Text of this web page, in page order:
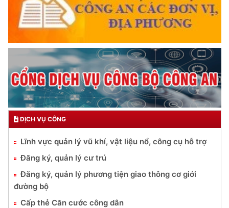
DỊCH VỤ CÔNG
Lĩnh vực quản lý vũ khí, vật liệu nổ, công cụ hỗ trợ
Đăng ký, quản lý cư trú
Đăng ký, quản lý phương tiện giao thông cơ giới
đường bộ
Cấp thẻ Căn cước công dân